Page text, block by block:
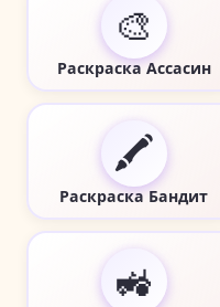
🎨
Раскраска Ассасин
🖍️
Раскраска Бандит
🚜